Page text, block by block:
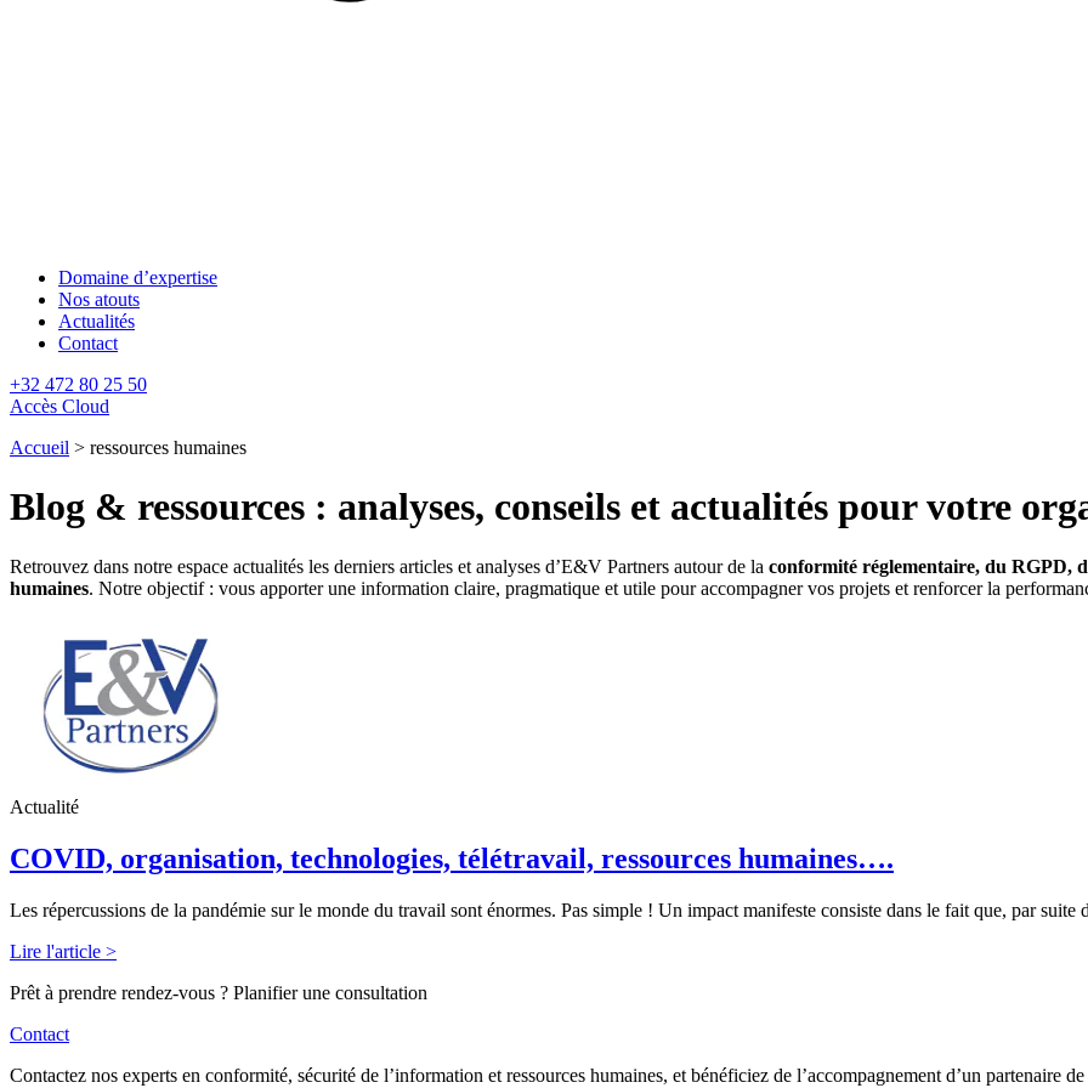
Domaine d’expertise
Nos atouts
Actualités
Contact
+32 472 80 25 50
Accès Cloud
Accueil > ressources humaines
Blog & ressources : analyses, conseils et actualités pour votre
Retrouvez dans notre espace actualités les derniers articles et analyses d’E&V Partners autour de la conformité réglementaire, du RGPD,
humaines. Notre objectif : vous apporter une information claire, pragmatique et utile pour accompagner vos projets et renforcer la
Actualité
COVID, organisation, technologies, télétravail, ressources humaines….
Les répercussions de la pandémie sur le monde du travail sont énormes. Pas simple ! Un impact manifeste consiste dans le fait que, par suite
Lire l'article >
Prêt à prendre rendez-vous ? Planifier une consultation
Contact
Contactez nos experts en conformité, sécurité de l’information et ressources humaines, et bénéficiez de l’accompagnement d’un partenaire